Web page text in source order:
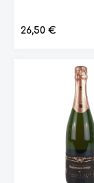
Regulärer Preis:
26,50 €